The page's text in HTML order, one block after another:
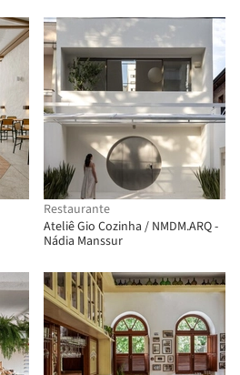
Restaurante
Ateliê Gio Cozinha / NMDM.ARQ -
Nádia Manssur